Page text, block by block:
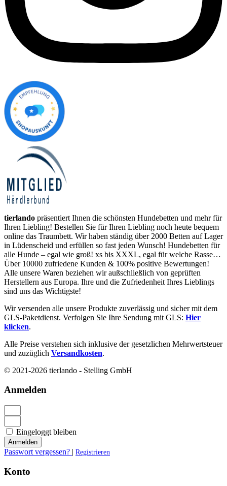
tierlando präsentiert Ihnen die schönsten Hundebetten und mehr für
Ihren Liebling! Bestellen Sie für Ihren Liebling noch heute bequem
online das Traumbett. Wir haben ständig über 2000 Betten auf Lager
in Lüdenscheid und erfüllen so fast jeden Wunsch! Hundebetten für
alle Hunde – egal wie groß! xs bis XXXL, egal für welche Rasse…
Über 10000 zufriedene Kunden & 100% positive Bewertungen!
Alle unsere Waren beziehen wir außschließlich von geprüften
Herstellern aus Europa. Ihre und die Zufriedenheit Ihres Lieblings
sind uns das Wichtigste!
Wir versenden alle unsere Produkte zuverlässig und sicher mit dem
GLS-Paketdienst. Verfolgen Sie Ihre Sendung mit GLS: Hier
klicken.
Alle Preise verstehen sich inklusive der gesetzlichen Mehrwertsteuer
und zuzüglich Versandkosten.
© 2021-2026 tierlando - Stelling GmbH
Anmelden
Eingeloggt bleiben
Anmelden
Passwort vergessen? | Registrieren
Konto